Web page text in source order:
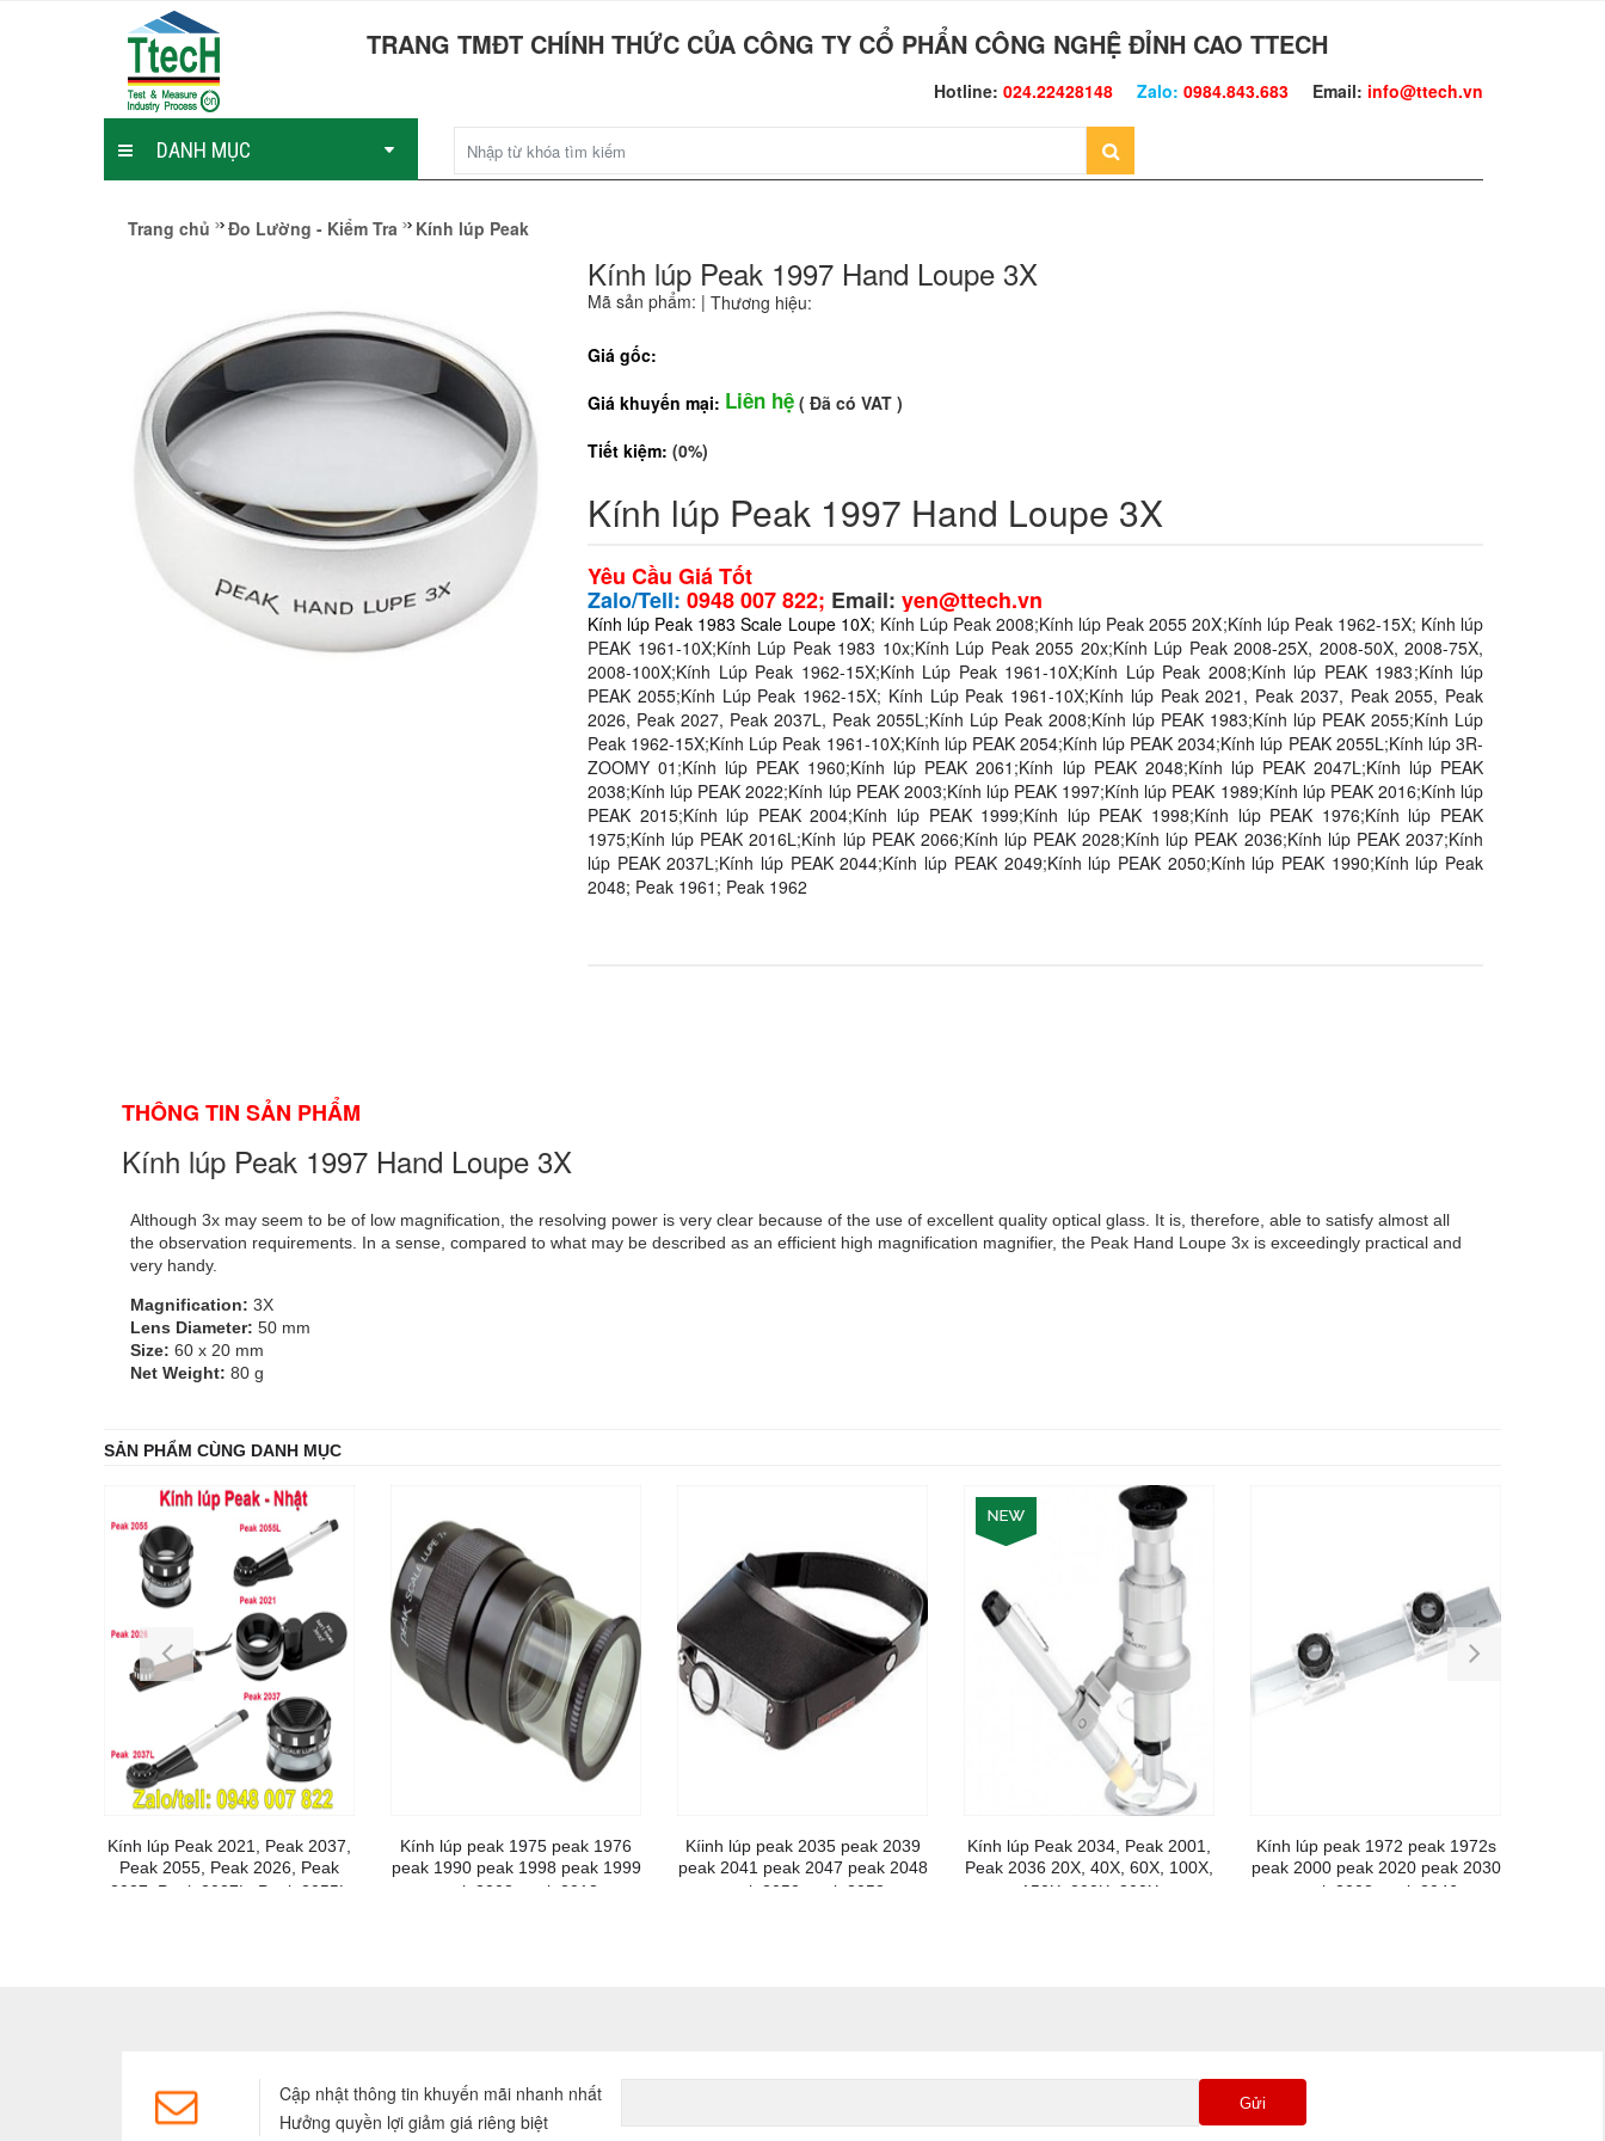
TRANG TMĐT CHÍNH THỨC CỦA CÔNG TY CỔ PHẨN CÔNG NGHỆ ĐỈNH CAO TTECH
Hotline: 024.22428148 Zalo: 0984.843.683 Email: info@ttech.vn
DANH MỤC
Trang chủ Đo Lường - Kiểm Tra Kính lúp Peak
Kính lúp Peak 1997 Hand Loupe 3X
Mã sản phẩm: | Thương hiệu:
Giá gốc:
Giá khuyến mại: Liên hệ ( Đã có VAT )
Tiết kiệm: (0%)
Kính lúp Peak 1997 Hand Loupe 3X
Yêu Cầu Giá Tốt
Zalo/Tell: 0948 007 822; Email: yen@ttech.vn
Kính lúp Peak 1983 Scale Loupe 10X; Kính Lúp Peak 2008;Kính lúp Peak 2055 20X;Kính lúp Peak 1962-15X; Kính lúp
PEAK 1961-10X;Kính Lúp Peak 1983 10x;Kính Lúp Peak 2055 20x;Kính Lúp Peak 2008-25X, 2008-50X, 2008-75X,
2008-100X;Kính Lúp Peak 1962-15X;Kính Lúp Peak 1961-10X;Kính Lúp Peak 2008;Kính lúp PEAK 1983;Kính lúp
PEAK 2055;Kính Lúp Peak 1962-15X; Kính Lúp Peak 1961-10X;Kính lúp Peak 2021, Peak 2037, Peak 2055, Peak
2026, Peak 2027, Peak 2037L, Peak 2055L;Kính Lúp Peak 2008;Kính lúp PEAK 1983;Kính lúp PEAK 2055;Kính Lúp
Peak 1962-15X;Kính Lúp Peak 1961-10X;Kính lúp PEAK 2054;Kính lúp PEAK 2034;Kính lúp PEAK 2055L;Kính lúp 3R-
ZOOMY 01 ;Kính lúp PEAK 1960;Kính lúp PEAK 2061 ;Kính lúp PEAK 2048;Kính lúp PEAK 2047L;Kính lúp PEAK
2038;Kính lúp PEAK 2022;Kính lúp PEAK 2003;Kính lúp PEAK 1997;Kính lúp PEAK 1989;Kính lúp PEAK 2016;Kính lúp
PEAK 2015;Kính lúp PEAK 2004;Kính lúp PEAK 1999;Kính lúp PEAK 1998;Kính lúp PEAK 1976;Kính lúp PEAK
1975;Kính lúp PEAK 2016L;Kính lúp PEAK 2066;Kính lúp PEAK 2028;Kính lúp PEAK 2036;Kính lúp PEAK 2037;Kính
lúp PEAK 2037L;Kính lúp PEAK 2044;Kính lúp PEAK 2049;Kính lúp PEAK 2050;Kính lúp PEAK 1990;Kính lúp Peak
2048; Peak 1961; Peak 1962
THÔNG TIN SẢN PHẨM
Kính lúp Peak 1997 Hand Loupe 3X
Although 3x may seem to be of low magnification, the resolving power is very clear because of the use of excellent quality optical glass. It is, therefore, able to satisfy almost all
the observation requirements. In a sense, compared to what may be described as an efficient high magnification magnifier, the Peak Hand Loupe 3x is exceedingly practical and
very handy.
Magnification: 3X
Lens Diameter: 50 mm
Size: 60 x 20 mm
Net Weight: 80 g
SẢN PHẨM CÙNG DANH MỤC
Kính lúp Peak 2021, Peak 2037,
Peak 2055, Peak 2026, Peak
2027, Peak 2037L, Peak 2055L
Kính lúp peak 1975 peak 1976
peak 1990 peak 1998 peak 1999
peak 2003 peak 2018
Kíinh lúp peak 2035 peak 2039
peak 2041 peak 2047 peak 2048
peak 2052 peak 2053
Kính lúp Peak 2034, Peak 2001,
Peak 2036 20X, 40X, 60X, 100X,
150X, 200X, 300X
Kính lúp peak 1972 peak 1972s
peak 2000 peak 2020 peak 2030
peak 2008 peak 2046
Cập nhật thông tin khuyến mãi nhanh nhất
Hưởng quyền lợi giảm giá riêng biệt
Gửi